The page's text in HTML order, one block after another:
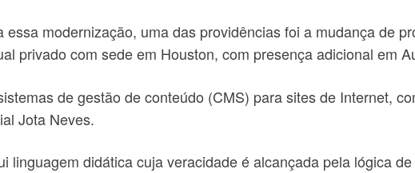
essa modernização, uma das providências foi a mudança de
privado com sede em Houston, com presença adicional em
de gestão de conteúdo (CMS) para sites de Internet,
Jota Neves.
linguagem didática cuja veracidade é alcançada pela lógica